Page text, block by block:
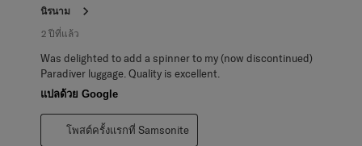
นิรนาม
2 ปีที่แล้ว
Was delighted to add a spinner to my (now discontinued)
Paradiver luggage. Quality is excellent.
แปลด้วย Google
โพสต์ครั้งแรกที่ Samsonite